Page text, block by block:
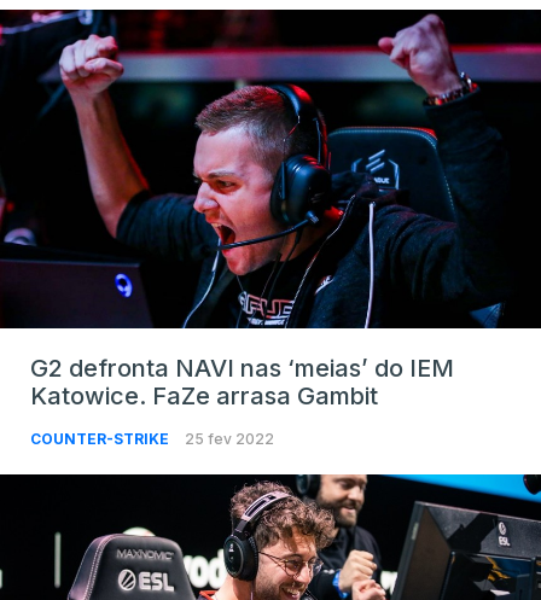
G2 defronta NAVI nas ‘meias’ do IEM
Katowice. FaZe arrasa Gambit
COUNTER-STRIKE 25 fev 2022